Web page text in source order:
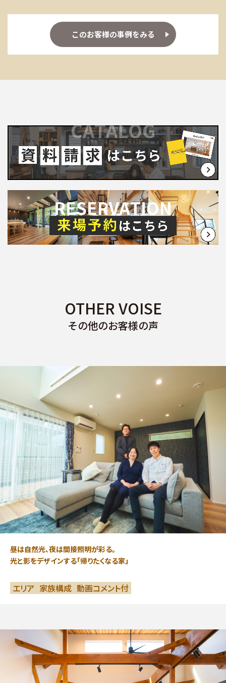
このお客様の事例をみる
OTHER VOISE
その他のお客様の声
昼は自然光、夜は間接照明が彩る。
光と影をデザインする「帰りたくなる家」
エリア 家族構成 動画コメント付